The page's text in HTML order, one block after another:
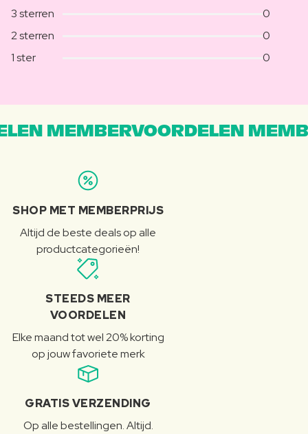
3 sterren
0
2 sterren
0
1 ster
0
MEMBERVOORDELEN
SHOP MET MEMBERPRIJS
Altijd de beste deals op alle
productcategorieën!
STEEDS MEER
VOORDELEN
Elke maand tot wel 20% korting
op jouw favoriete merk
GRATIS VERZENDING
Op alle bestellingen. Altijd.